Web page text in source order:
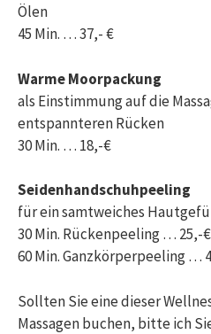
Ölen
45 Min. … 37,- €
Warme Moorpackung
als Einstimmung auf die
entspannteren Rücken
30 Min. … 18,-€
Seidenhandschuhpeeling
für ein samtweiches
30 Min. Rückenpeeling … 25,-€
60 Min. Ganzkörperpeeling …
Sollten Sie eine dieser
Massagen buchen, bitte ich